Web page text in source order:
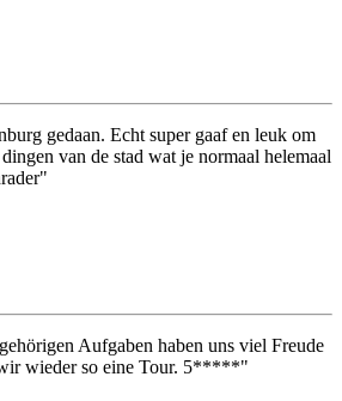
gedaan. Echt super gaaf en leuk om
van de stad wat je normaal helemaal
Aufgaben haben uns viel Freude
wieder so eine Tour. 5*****"